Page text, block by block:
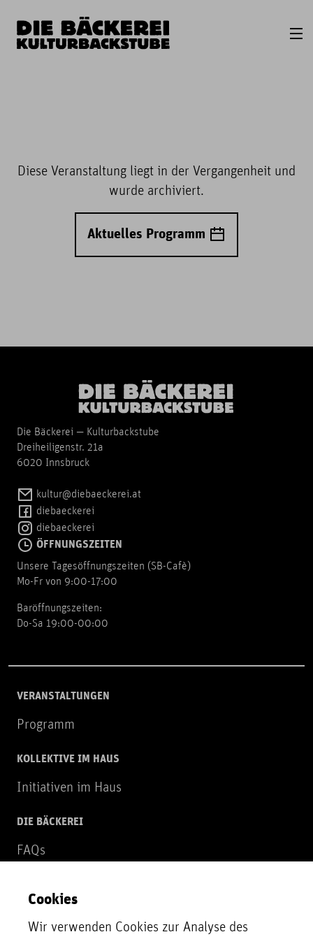
Diese Veranstaltung liegt in der Vergangenheit und
wurde archiviert.
Aktuelles Programm
Die Bäckerei — Kulturbackstube
Dreiheiligenstr. 21a
6020 Innsbruck
kultur@diebaeckerei.at
diebaeckerei
diebaeckerei
ÖFFNUNGSZEITEN
Unsere Tagesöffnungszeiten (SB-Cafè)
Mo-Fr von 9:00-17:00
Baröffnungszeiten:
Do-Sa 19:00-00:00
VERANSTALTUNGEN
Programm
KOLLEKTIVE IM HAUS
Initiativen im Haus
DIE BÄCKEREI
FAQs
NEWSLETTER
Zur Newsletter Anmeldung
Cookies
Wir verwenden Cookies zur Analyse des